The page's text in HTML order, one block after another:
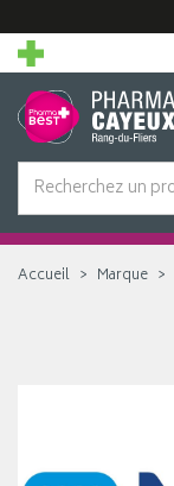
Accueil Marque